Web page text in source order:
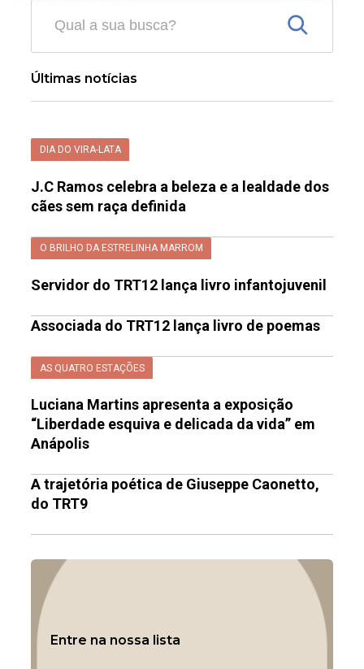
Últimas notícias
DIA DO VIRA-LATA
J.C Ramos celebra a beleza e a lealdade dos
cães sem raça definida
O BRILHO DA ESTRELINHA MARROM
Servidor do TRT12 lança livro infantojuvenil
Associada do TRT12 lança livro de poemas
AS QUATRO ESTAÇÕES
Luciana Martins apresenta a exposição
“Liberdade esquiva e delicada da vida” em
Anápolis
A trajetória poética de Giuseppe Caonetto,
do TRT9
Entre na nossa lista